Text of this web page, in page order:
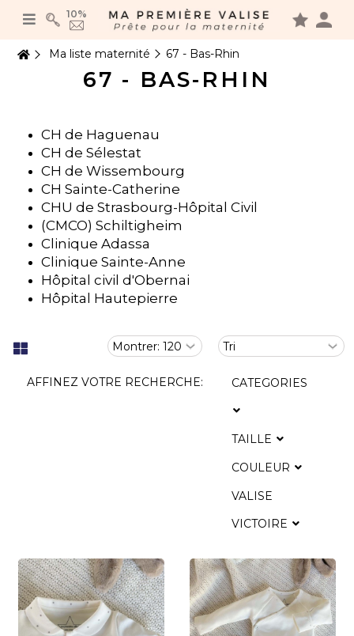
10%
Ma liste maternité 67 - Bas-Rhin
67 - BAS-RHIN
CH de Haguenau
CH de Sélestat
CH de Wissembourg
CH Sainte-Catherine
CHU de Strasbourg-Hôpital Civil
(CMCO) Schiltigheim
Clinique Adassa
Clinique Sainte-Anne
Hôpital civil d'Obernai
Hôpital Hautepierre
AFFINEZ VOTRE RECHERCHE: CATEGORIES
TAILLE
COULEUR
VALISE
VICTOIRE
Panneau de gestion des cookies